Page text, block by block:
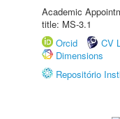
Academic
title: MS-3.1
Orcid
CV
Dimensions
Repositório